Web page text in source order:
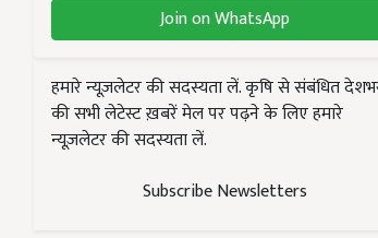
Join on WhatsApp
हमारे न्यूज़लेटर की सदस्यता लें. कृषि से संबंधित
की सभी लेटेस्ट ख़बरें मेल पर पढ़ने के लिए हमारे
न्यूज़लेटर की सदस्यता लें.
Subscribe Newsletters